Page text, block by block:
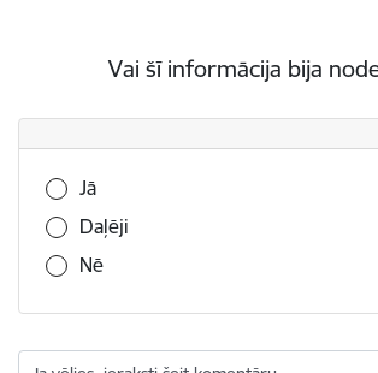
Vai šī informācija bija
Vai šī informācija bija noderīga?
Jā
Daļēji
Nē